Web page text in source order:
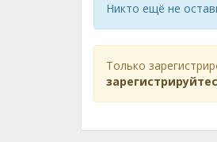
Никто ещё не
Только